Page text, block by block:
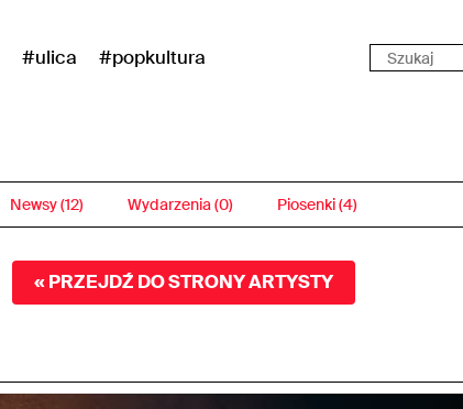
#ulica
#popkultura
Newsy (12) Wydarzenia (0) Piosenki (4)
« PRZEJDŹ DO STRONY ARTYSTY